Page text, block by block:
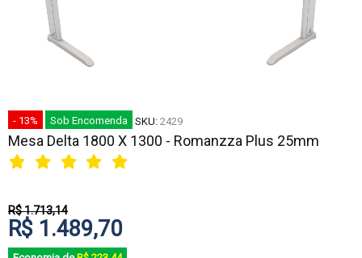
- 13% Sob Encomenda SKU: 2429
Mesa Delta 1800 X 1300 - Romanzza Plus 25mm
R$ 1.713,14
R$ 1.489,70